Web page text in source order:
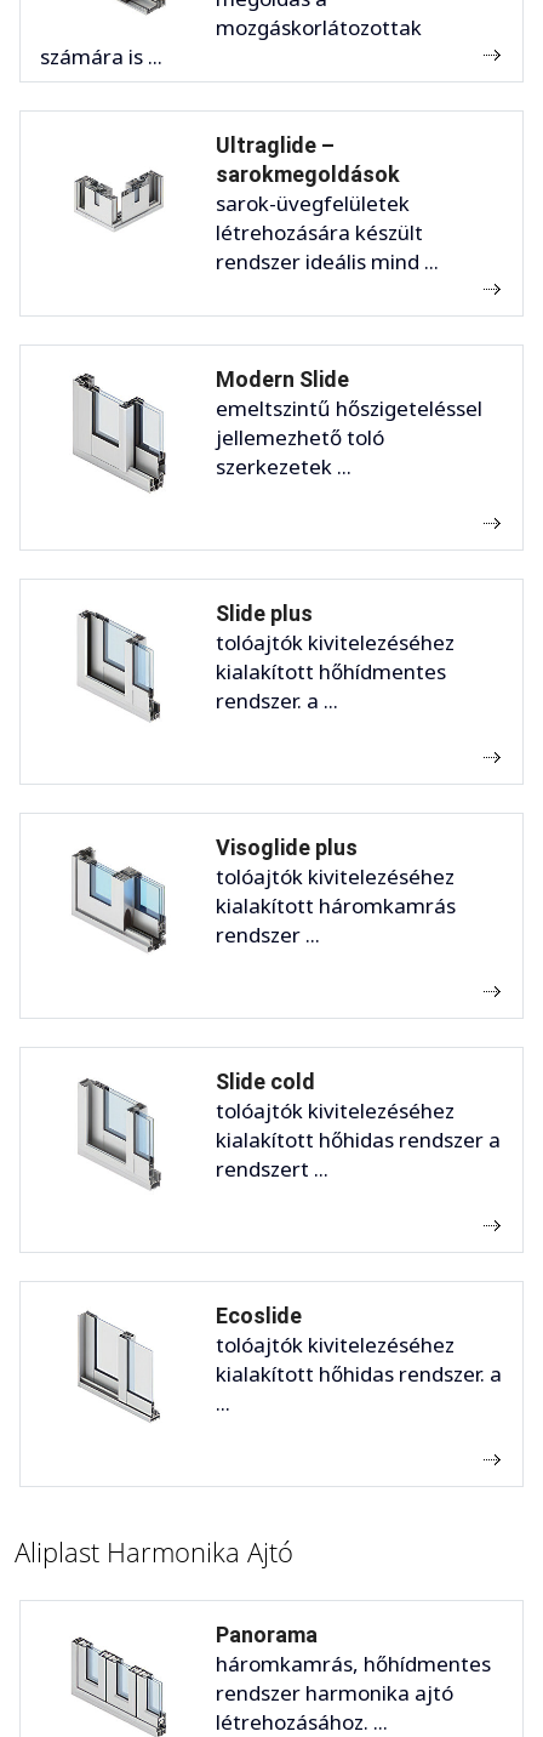
mozgáskorlátozottak
számára is ...
Ultraglide –
sarokmegoldások
sarok-üvegfelületek
létrehozására készült
rendszer ideális mind ...
Modern Slide
emeltszintű hőszigeteléssel
jellemezhető toló
szerkezetek ...
Slide plus
tolóajtók kivitelezéséhez
kialakított hőhídmentes
rendszer. a ...
Visoglide plus
tolóajtók kivitelezéséhez
kialakított háromkamrás
rendszer ...
Slide cold
tolóajtók kivitelezéséhez
kialakított hőhidas rendszer a
rendszert ...
Ecoslide
tolóajtók kivitelezéséhez
kialakított hőhidas rendszer. a
...
Aliplast Harmonika Ajtó
Panorama
háromkamrás, hőhídmentes
rendszer harmonika ajtó
létrehozásához. ...